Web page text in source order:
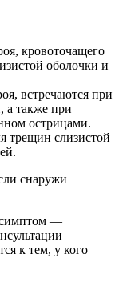
кровоточащего
оболочки и
встречаются при
а также при
острицами.
трещин слизистой
снаружи
симптом —
к тем, у кого